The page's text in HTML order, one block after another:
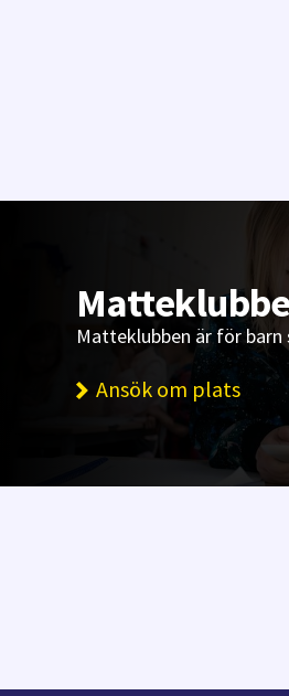
Matteklubben är för
Ansök om plats